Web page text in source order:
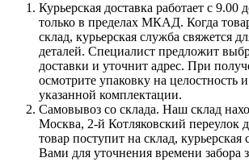
Курьерская доставка работает с 9.00
только в пределах МКАД. Когда
склад, курьерская служба свяжется
деталей. Специалист предложит
доставки и уточнит адрес. При
осмотрите упаковку на целостность
указанной комплектации.
Самовывоз со склада. Наш склад
Москва, 2-й Котляковский переулок
товар поступит на склад, курьерская
Вами для уточнения времени забора